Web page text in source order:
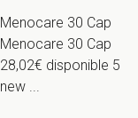
Menocare 30 Cap
Menocare 30 Cap
28,02€ disponible 5
new ...